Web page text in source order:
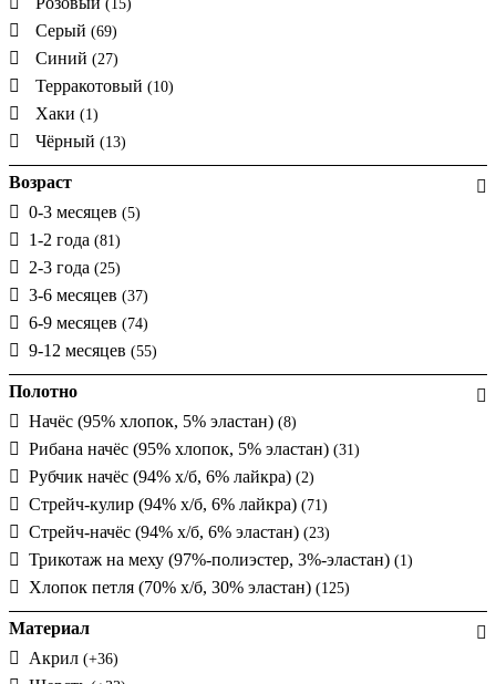
(15)
Серый (69)
Синий (27)
Терракотовый (10)
Хаки (1)
Чёрный (13)
Возраст
0-3 месяцев (5)
1-2 года (81)
2-3 года (25)
3-6 месяцев (37)
6-9 месяцев (74)
9-12 месяцев (55)
Полотно
Начёс (95% хлопок, 5% эластан) (8)
Рибана начёс (95% хлопок, 5% эластан) (31)
Рубчик начёс (94% х/б, 6% лайкра) (2)
Стрейч-кулир (94% х/б, 6% лайкра) (71)
Стрейч-начёс (94% х/б, 6% эластан) (23)
Трикотаж на меху (97%-полиэстер, 3%-эластан) (1)
Хлопок петля (70% х/б, 30% эластан) (125)
Материал
Акрил (+36)